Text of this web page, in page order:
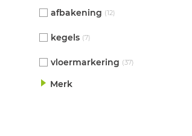
afbakening (12)
kegels (7)
vloermarkering (37)
Merk